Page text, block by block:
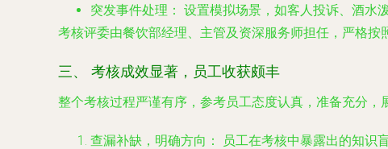
突发事件处理： 设置模拟场景，如客人投诉、酒水
考核评委由餐饮部经理、主管及资深服务师担任，严格按
三、 考核成效显著，员工收获颇丰
整个考核过程严谨有序，参考员工态度认真，准备充分，
查漏补缺，明确方向：
员工在考核中暴露出的知识